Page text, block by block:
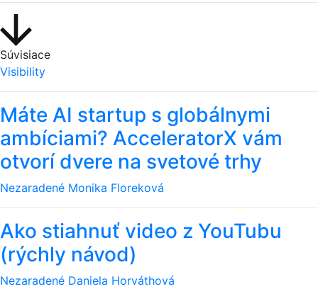
Súvisiace
Visibility
Máte AI startup s globálnymi
ambíciami? AcceleratorX vám
otvorí dvere na svetové trhy
Nezaradené Monika Floreková
Ako stiahnuť video z YouTubu
(rýchly návod)
Nezaradené Daniela Horváthová